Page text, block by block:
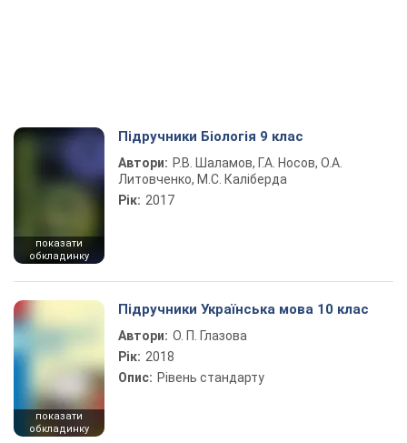
показати
обкладинку
Підручники Біологія 9 клас
Автори: Р.В. Шаламов, Г.А. Носов, О.А.
Литовченко, М.С. Каліберда
Рік: 2017
показати
обкладинку
Підручники Українська мова 10 клас
Автори: О. П. Глазова
Рік: 2018
Опис: Рівень стандарту